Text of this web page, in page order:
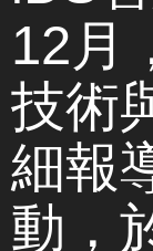
12月
技術
細報
動，